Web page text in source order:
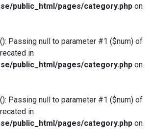
public_html/pages/category.php on
Passing null to parameter #1 ($num) of
in
public_html/pages/category.php on
Passing null to parameter #1 ($num) of
in
public_html/pages/category.php on